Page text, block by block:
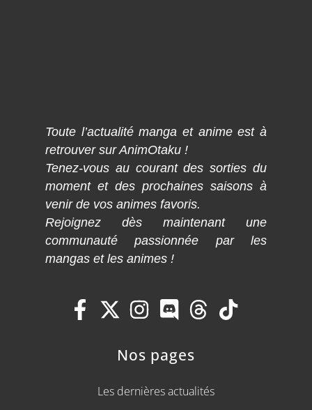
Toute l’actualité manga et anime est à
retrouver sur AnimOtaku !
Tenez-vous au courant des sorties du
moment et des prochaines saisons à
venir de vos animes favoris.
Rejoignez dès maintenant une
communauté passionnée par les
mangas et les animes !
Nos pages
Les dernières actualités